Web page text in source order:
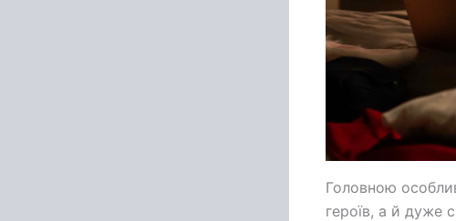
Головною
героїв, а й дуже